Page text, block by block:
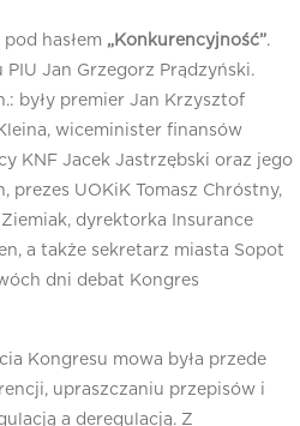
hasłem „Konkurencyjność”.
Jan Grzegorz Prądzyński.
były premier Jan Krzysztof
wiceminister finansów
KNF Jacek Jastrzębski oraz jego
prezes UOKiK Tomasz Chróstny,
dyrektorka Insurance
a także sekretarz miasta Sopot
dni debat Kongres
Kongresu mowa była przede
upraszczaniu przepisów i
a deregulacją. Z